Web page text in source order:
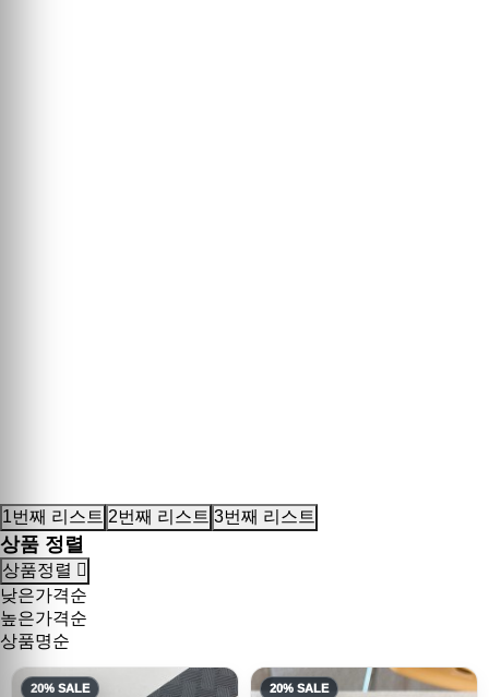
1번째 리스트 2번째 리스트 3번째 리스트
상품 정렬
상품정렬
낮은가격순
높은가격순
상품명순
20% SALE 20% SALE